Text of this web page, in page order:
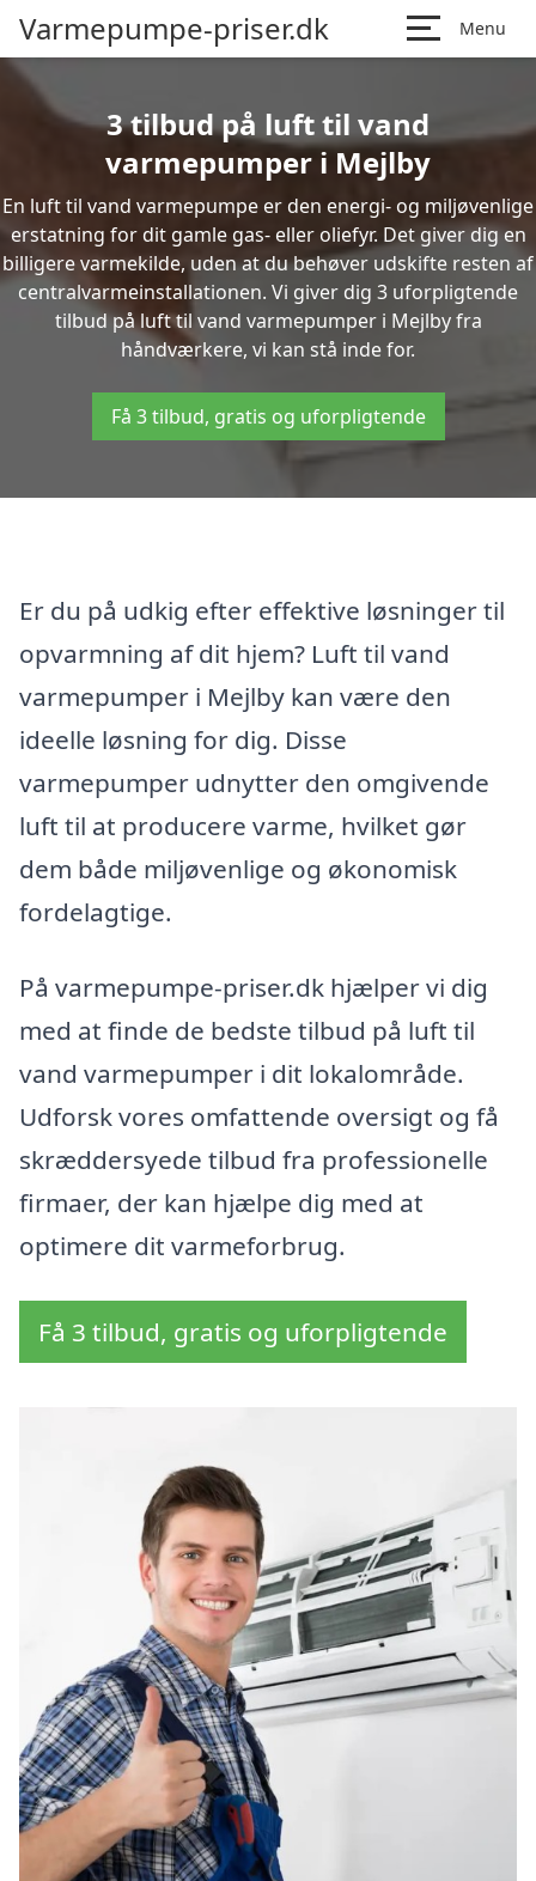
Varmepumpe-priser.dk Menu
3 tilbud på luft til vand
varmepumper i Mejlby
En luft til vand varmepumpe er den energi- og miljøvenlige
erstatning for dit gamle gas- eller oliefyr. Det giver dig en
billigere varmekilde, uden at du behøver udskifte resten af
centralvarmeinstallationen. Vi giver dig 3 uforpligtende
tilbud på luft til vand varmepumper i Mejlby fra
håndværkere, vi kan stå inde for.
Få 3 tilbud, gratis og uforpligtende
Er du på udkig efter effektive løsninger til
opvarmning af dit hjem? Luft til vand
varmepumper i Mejlby kan være den
ideelle løsning for dig. Disse
varmepumper udnytter den omgivende
luft til at producere varme, hvilket gør
dem både miljøvenlige og økonomisk
fordelagtige.
På varmepumpe-priser.dk hjælper vi dig
med at finde de bedste tilbud på luft til
vand varmepumper i dit lokalområde.
Udforsk vores omfattende oversigt og få
skræddersyede tilbud fra professionelle
firmaer, der kan hjælpe dig med at
optimere dit varmeforbrug.
Få 3 tilbud, gratis og uforpligtende